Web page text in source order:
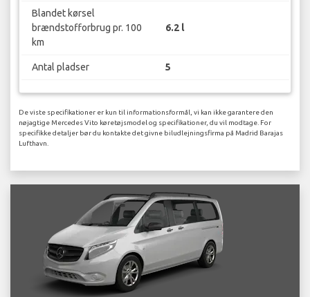
Blandet kørsel
brændstofforbrug pr. 100
km
6.2 l
Antal pladser 5
De viste specifikationer er kun til informationsformål, vi kan ikke garantere den
nøjagtige Mercedes Vito køretøjsmodel og specifikationer, du vil modtage. For
specifikke detaljer bør du kontakte det givne biludlejningsfirma på Madrid Barajas
Lufthavn.